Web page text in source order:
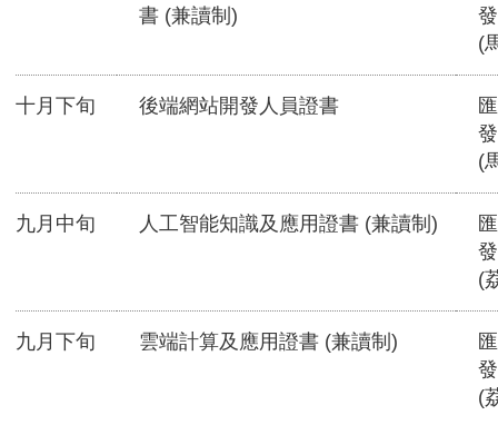
書 (兼讀制)
(
十月下旬 後端網站開發人員證書
(
九月中旬 人工智能知識及應用證書 (兼讀制)
(
九月下旬 雲端計算及應用證書 (兼讀制)
(